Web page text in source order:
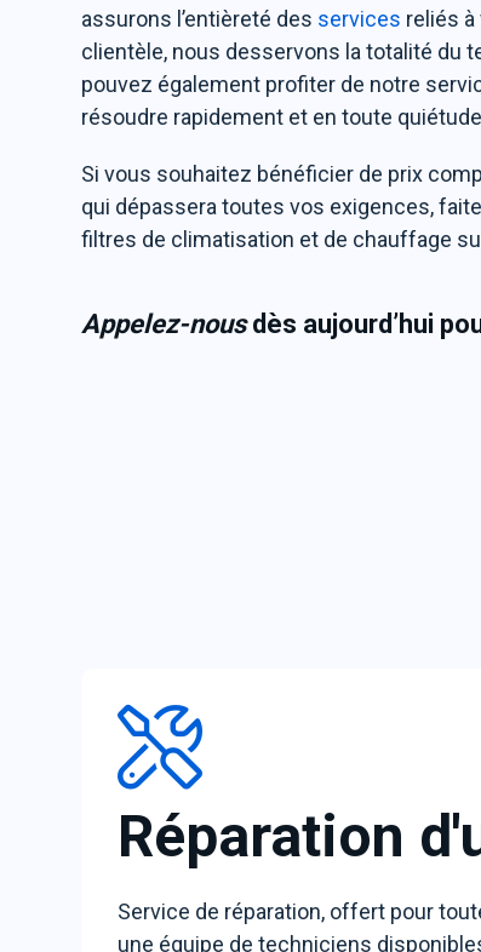
assurons l’entièreté des services reliés
clientèle, nous desservons la totalité du
pouvez également profiter de notre
résoudre rapidement et en toute
Si vous souhaitez bénéficier de prix
qui dépassera toutes vos exigences,
filtres de climatisation et de chauffage
Appelez-nousdès aujourd’hui
Réparation
Service de réparation, offert pour
une équipe de techniciens